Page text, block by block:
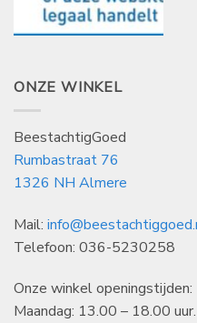
ONZE WINKEL
BeestachtigGoed
Rumbastraat 76
1326 NH Almere
Mail:
Telefoon: 036-5230258
Onze winkel openingstijden:
Maandag: 13.00 – 18.00 uur.